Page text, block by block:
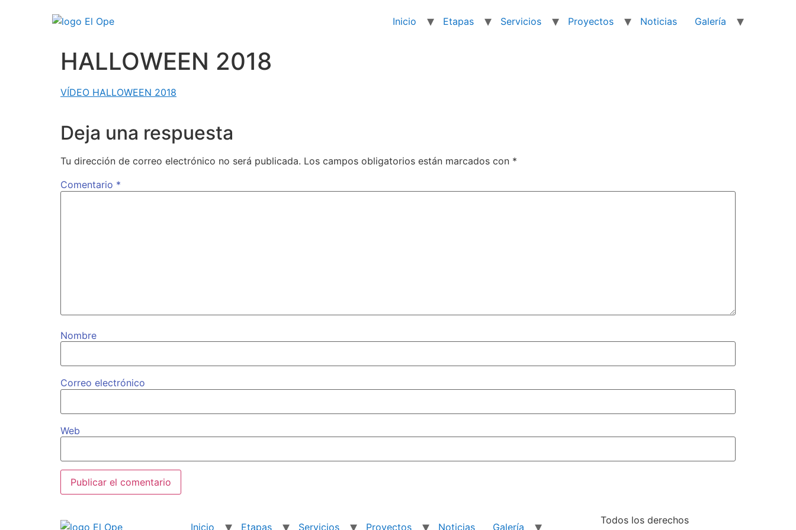
Inicio Etapas Servicios Proyectos Noticias Galería
HALLOWEEN 2018
VÍDEO HALLOWEEN 2018
Deja una respuesta
Tu dirección de correo electrónico no será publicada. Los campos obligatorios están marcados con *
Comentario *
Nombre
Correo electrónico
Web
Inicio Etapas Servicios Proyectos Noticias Galería
Todos los derechos